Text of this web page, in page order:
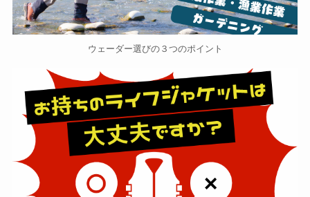
ウェーダー選びの３つのポイント